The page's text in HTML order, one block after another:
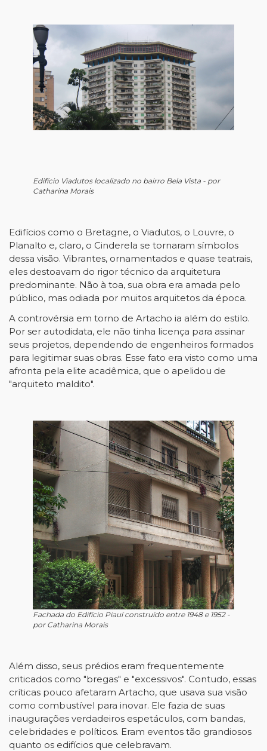
Edifício Viadutos localizado no bairro Bela Vista - por
Catharina Morais
Edifícios como o Bretagne, o Viadutos, o Louvre, o
Planalto e, claro, o Cinderela se tornaram símbolos
dessa visão. Vibrantes, ornamentados e quase teatrais,
eles destoavam do rigor técnico da arquitetura
predominante. Não à toa, sua obra era amada pelo
público, mas odiada por muitos arquitetos da época.
A controvérsia em torno de Artacho ia além do estilo.
Por ser autodidata, ele não tinha licença para assinar
seus projetos, dependendo de engenheiros formados
para legitimar suas obras. Esse fato era visto como uma
afronta pela elite acadêmica, que o apelidou de
"arquiteto maldito".
Fachada do Edifício Piauí construído entre 1948 e 1952 -
por Catharina Morais
Além disso, seus prédios eram frequentemente
criticados como "bregas" e "excessivos". Contudo, essas
críticas pouco afetaram Artacho, que usava sua visão
como combustível para inovar. Ele fazia de suas
inaugurações verdadeiros espetáculos, com bandas,
celebridades e políticos. Eram eventos tão grandiosos
quanto os edifícios que celebravam.